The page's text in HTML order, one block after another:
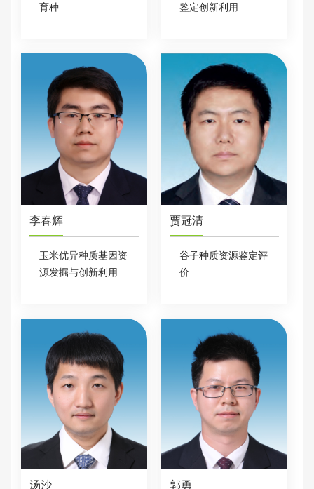
育种
鉴定创新利用
李春辉
玉米优异种质基因资
源发掘与创新利用
贾冠清
谷子种质资源鉴定评
价
汤沙 郭勇